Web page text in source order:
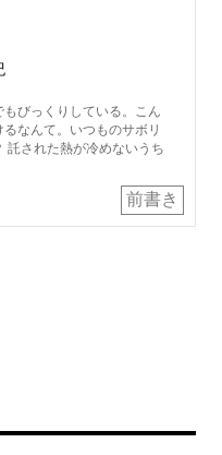
びっくりしている。こん
なんて。いつものサボリ
託された熱が冷めないうち
前書き